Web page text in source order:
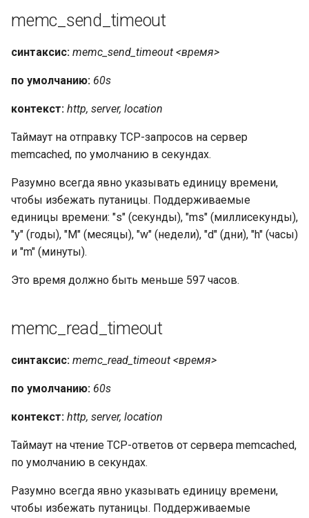
memc_send_timeout
синтаксис: memc_send_timeout <время>
по умолчанию: 60s
контекст: http, server, location
Таймаут на отправку TCP-запросов на сервер
memcached, по умолчанию в секундах.
Разумно всегда явно указывать единицу времени,
чтобы избежать путаницы. Поддерживаемые
единицы времени: "s" (секунды), "ms" (миллисекунды),
"y" (годы), "M" (месяцы), "w" (недели), "d" (дни), "h" (часы)
и "m" (минуты).
Это время должно быть меньше 597 часов.
memc_read_timeout
синтаксис: memc_read_timeout <время>
по умолчанию: 60s
контекст: http, server, location
Таймаут на чтение TCP-ответов от сервера memcached,
по умолчанию в секундах.
Разумно всегда явно указывать единицу времени,
чтобы избежать путаницы. Поддерживаемые